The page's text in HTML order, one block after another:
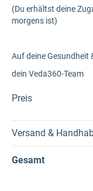
(Du erhältst deine
morgens ist)
Auf deine Gesundheit
dein Veda360-Team
Preis
Versand &
Gesamt